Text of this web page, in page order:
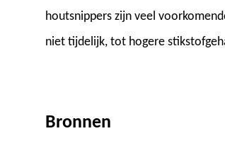
houtsnippers zijn veel
niet tijdelijk, tot hogere
Bronnen